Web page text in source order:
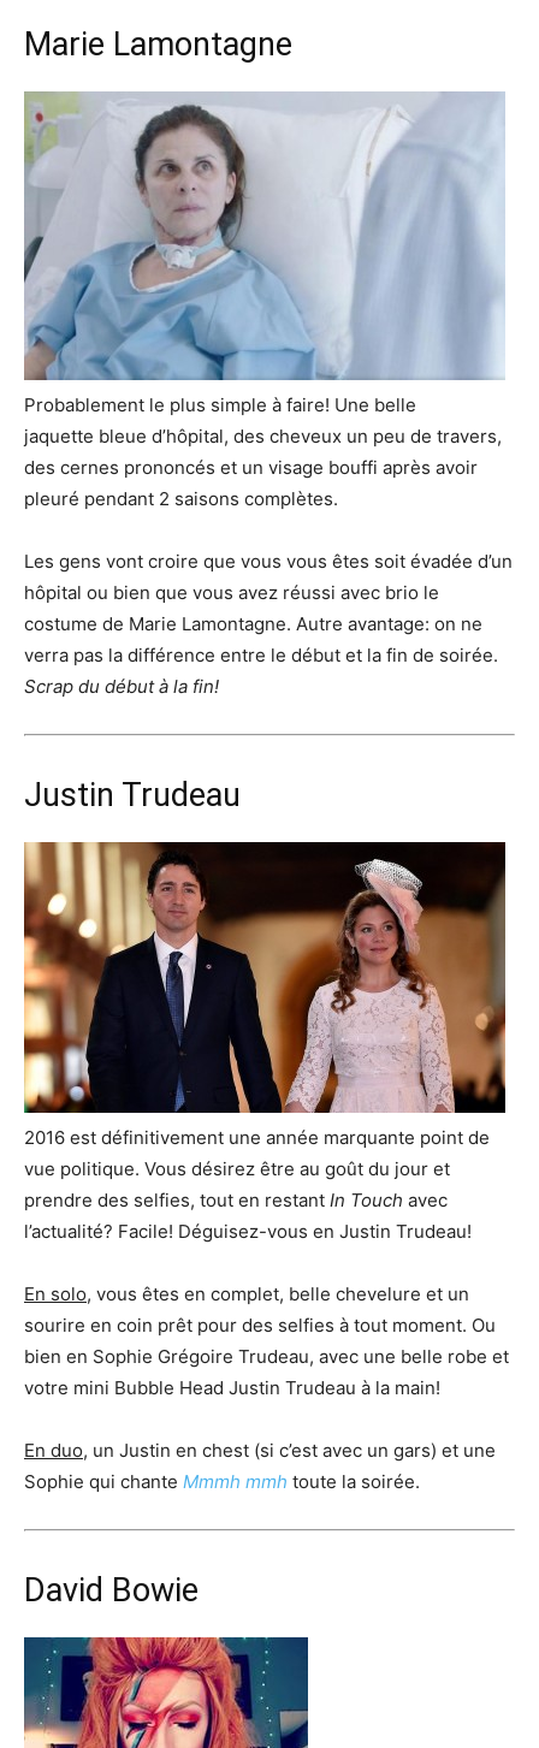
Marie Lamontagne
Probablement le plus simple à faire! Une belle
jaquette bleue d’hôpital, des cheveux un peu de travers,
des cernes prononcés et un visage bouffi après avoir
pleuré pendant 2 saisons complètes.
Les gens vont croire que vous vous êtes soit évadée d’un
hôpital ou bien que vous avez réussi avec brio le
costume de Marie Lamontagne. Autre avantage: on ne
verra pas la différence entre le début et la fin de soirée.
Scrap du début à la fin!
Justin Trudeau
2016 est définitivement une année marquante point de
vue politique. Vous désirez être au goût du jour et
prendre des selfies, tout en restant In Touch avec
l’actualité? Facile! Déguisez-vous en Justin Trudeau!
En solo, vous êtes en complet, belle chevelure et un
sourire en coin prêt pour des selfies à tout moment. Ou
bien en Sophie Grégoire Trudeau, avec une belle robe et
votre mini Bubble Head Justin Trudeau à la main!
En duo, un Justin en chest (si c’est avec un gars) et une
Sophie qui chante Mmmh mmh toute la soirée.
David Bowie